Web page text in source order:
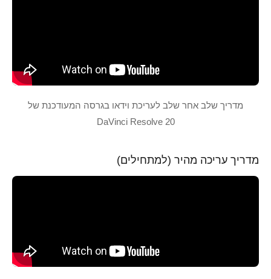
מדריך שלב אחר שלב לעריכת וידאו בגרסה המעודכנת של
DaVinci Resolve 20
מדריך עריכה מהיר (למתחילים)